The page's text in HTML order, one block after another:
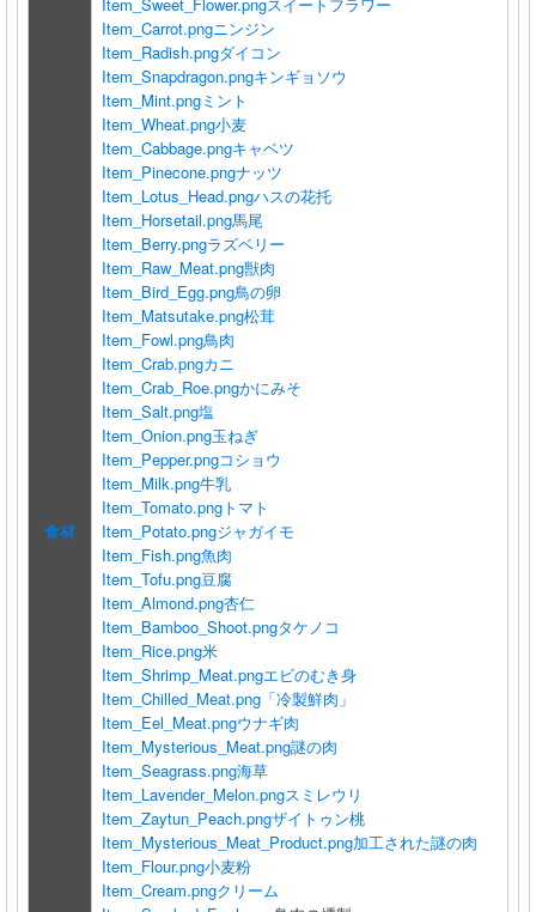
食材
Item_Carrot.pngニンジン
Item_Radish.pngダイコン
Item_Snapdragon.pngキンギョソウ
Item_Mint.pngミント
Item_Wheat.png小麦
Item_Cabbage.pngキャベツ
Item_Pinecone.pngナッツ
Item_Lotus_Head.pngハスの花托
Item_Horsetail.png馬尾
Item_Berry.pngラズベリー
Item_Raw_Meat.png獣肉
Item_Bird_Egg.png鳥の卵
Item_Matsutake.png松茸
Item_Fowl.png鳥肉
Item_Crab.pngカニ
Item_Crab_Roe.pngかにみそ
Item_Salt.png塩
Item_Onion.png玉ねぎ
Item_Pepper.pngコショウ
Item_Milk.png牛乳
Item_Tomato.png トマト
Item_Potato.pngジャガイモ
Item_Fish.png魚肉
Item_Tofu.png豆腐
Item_Almond.png杏仁
Item_Bamboo_Shoot.pngタケノコ
Item_Rice.png米
Item_Shrimp_Meat.pngエビのむき身
Item_Chilled_Meat.png 「冷製鮮肉」
Item_Eel_Meat.pngウナギ肉
Item_Mysterious_Meat.png謎の肉
Item_Seagrass.png海草
Item_Lavender_Melon.pngスミレウリ
Item_Zaytun_Peach.pngザイトゥン桃
Item_Mysterious_Meat_Product.png加工された謎の肉
Item_Flour.png小麦粉
Item_Cream.pngクリーム